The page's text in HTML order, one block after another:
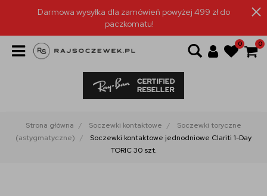
Darmowa wysyłka dla zamówień powyżej 499 zł do
paczkomatu!
0 0
Strona główna Soczewki kontaktowe
Soczewki toryczne
(astygmatyczne)
Soczewki kontaktowe jednodniowe Clariti 1-Day
TORIC 30 szt.